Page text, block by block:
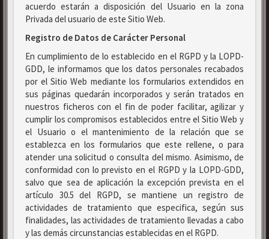
acuerdo estarán a disposición del Usuario en la zona
Privada del usuario de este Sitio Web.
Registro de Datos de Carácter Personal
En cumplimiento de lo establecido en el RGPD y la LOPD-
GDD, le informamos que los datos personales recabados
por el Sitio Web mediante los formularios extendidos en
sus páginas quedarán incorporados y serán tratados en
nuestros ficheros con el fin de poder facilitar, agilizar y
cumplir los compromisos establecidos entre el Sitio Web y
el Usuario o el mantenimiento de la relación que se
establezca en los formularios que este rellene, o para
atender una solicitud o consulta del mismo. Asimismo, de
conformidad con lo previsto en el RGPD y la LOPD-GDD,
salvo que sea de aplicación la excepción prevista en el
artículo 30.5 del RGPD, se mantiene un registro de
actividades de tratamiento que especifica, según sus
finalidades, las actividades de tratamiento llevadas a cabo
y las demás circunstancias establecidas en el RGPD.